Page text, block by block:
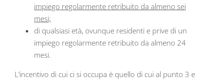
impiego regolarmente retribuito da almeno sei
mesi;
di qualsiasi età, ovunque residenti e prive di un
impiego regolarmente retribuito da almeno 24
mesi.
L’incentivo di cui ci si occupa è quello di cui al punto 3 e